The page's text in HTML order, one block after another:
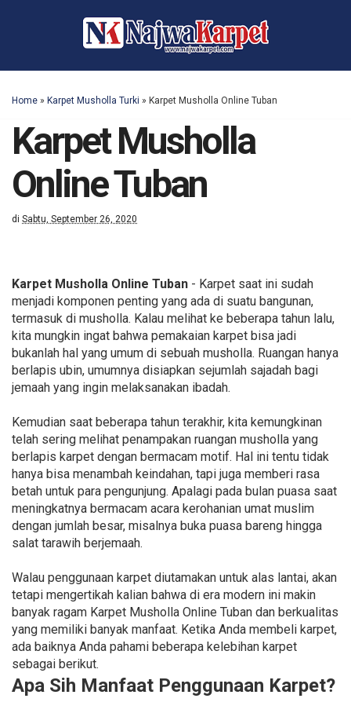
Home » Karpet Musholla Turki » Karpet Musholla Online Tuban
Karpet Musholla
Online Tuban
di Sabtu, September 26, 2020
Karpet Musholla Online Tuban - Karpet saat ini sudah
menjadi komponen penting yang ada di suatu bangunan,
termasuk di musholla. Kalau melihat ke beberapa tahun lalu,
kita mungkin ingat bahwa pemakaian karpet bisa jadi
bukanlah hal yang umum di sebuah musholla. Ruangan hanya
berlapis ubin, umumnya disiapkan sejumlah sajadah bagi
jemaah yang ingin melaksanakan ibadah.
Kemudian saat beberapa tahun terakhir, kita kemungkinan
telah sering melihat penampakan ruangan musholla yang
berlapis karpet dengan bermacam motif. Hal ini tentu tidak
hanya bisa menambah keindahan, tapi juga memberi rasa
betah untuk para pengunjung. Apalagi pada bulan puasa saat
meningkatnya bermacam acara kerohanian umat muslim
dengan jumlah besar, misalnya buka puasa bareng hingga
salat tarawih berjemaah.
Walau penggunaan karpet diutamakan untuk alas lantai, akan
tetapi mengertikah kalian bahwa di era modern ini makin
banyak ragam Karpet Musholla Online Tuban dan berkualitas
yang memiliki banyak manfaat. Ketika Anda membeli karpet,
ada baiknya Anda pahami beberapa kelebihan karpet
sebagai berikut.
Apa Sih Manfaat Penggunaan Karpet?